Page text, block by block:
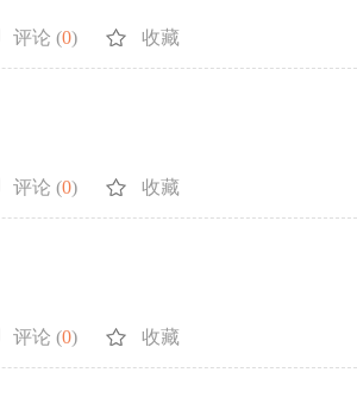
评论 (0) 收藏
评论 (0) 收藏
评论 (0) 收藏